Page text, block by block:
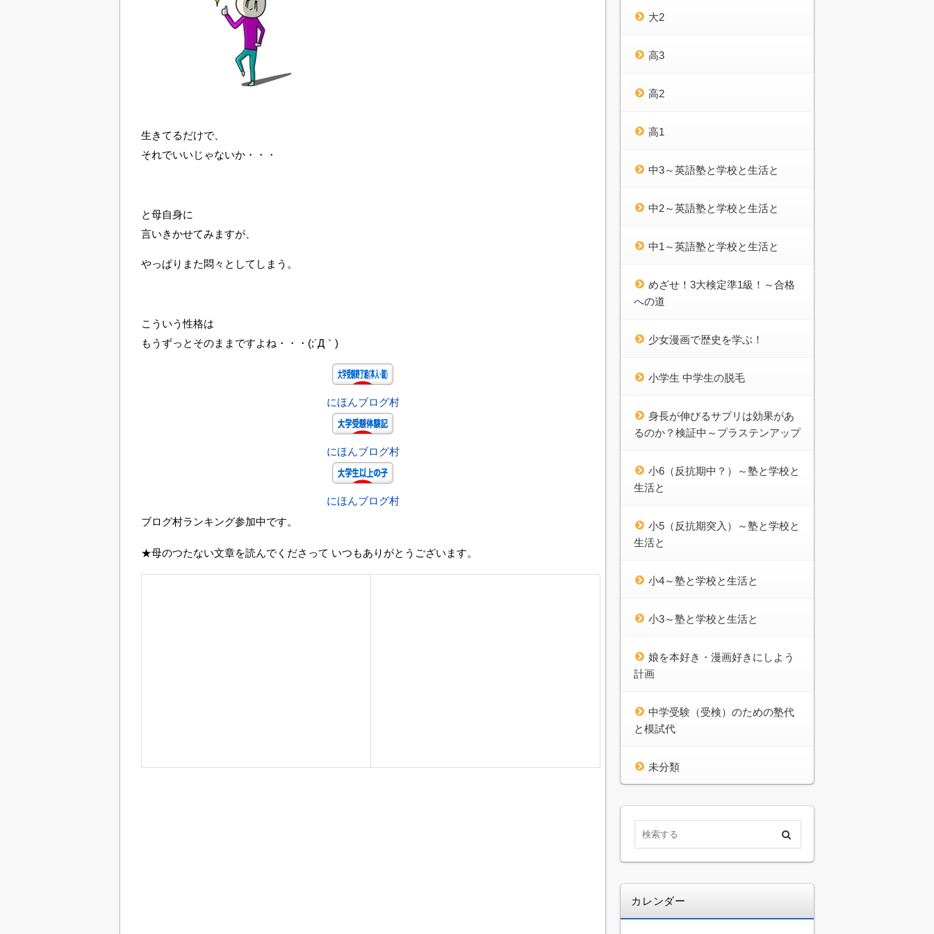
生きてるだけで、
それでいいじゃないか・・・
と母自身に
言いきかせてみますが、
やっぱりまた悶々としてしまう。
こういう性格は
もうずっとそのままですよね・・・(;´Д｀)
にほんブログ村
にほんブログ村
にほんブログ村
ブログ村ランキング参加中です。
★母のつたない文章を読んでくださって いつもありがとうございます。
大2
高3
高2
高1
中3～英語塾と学校と生活と
中2～英語塾と学校と生活と
中1～英語塾と学校と生活と
めざせ！3大検定準1級！～合格
への道
少女漫画で歴史を学ぶ！
小学生 中学生の脱毛
身長が伸びるサプリは効果があ
るのか？検証中～プラステンアップ
小6（反抗期中？）～塾と学校と
生活と
小5（反抗期突入）～塾と学校と
生活と
小4～塾と学校と生活と
小3～塾と学校と生活と
娘を本好き・漫画好きにしよう
計画
中学受験（受検）のための塾代
と模試代
未分類
カレンダー